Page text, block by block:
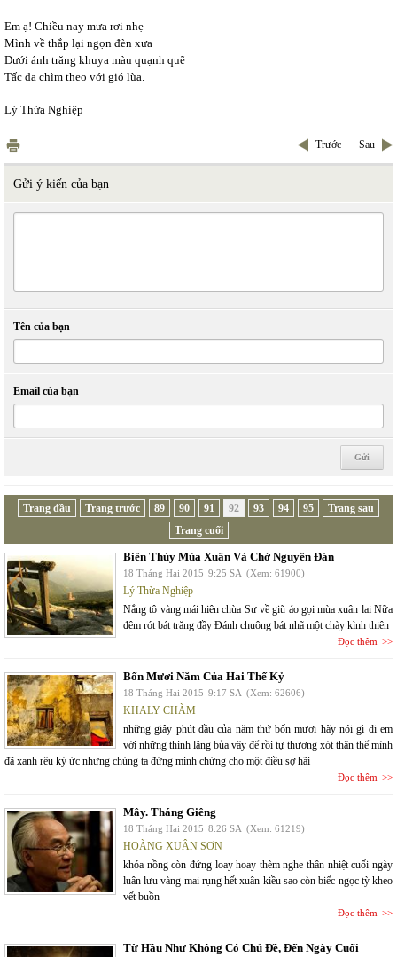
Em ạ! Chiều nay mưa rơi nhẹ
Mình về thắp lại ngọn đèn xưa
Dưới ánh trăng khuya màu quạnh quẽ
Tấc dạ chìm theo với gió lùa.
Lý Thừa Nghiệp
Trước Sau
Gửi ý kiến của bạn
Tên của bạn
Email của bạn
Trang đầu Trang trước 89 90 91 92 93 94 95
Trang sau
Trang cuối
Biên Thùy Mùa Xuân Và Chờ Nguyên Đán
18 Tháng Hai 2015 9:25 SA (Xem: 61900)
Lý Thừa Nghiệp
Nắng tô vàng mái hiên chùa Sư về giũ áo gọi mùa xuân lai Nữa
đêm rót bát trăng đầy Đánh chuông bát nhã một chày kình thiên
Đọc thêm
Bốn Mươi Năm Của Hai Thế Kỷ
18 Tháng Hai 2015 9:17 SA (Xem: 62606)
KHALY CHÀM
những giây phút đầu của năm thứ bốn mươi hãy nói gì đi em
với những thinh lặng bủa vây để rồi tự thương xót thân thể mình
đã xanh rêu ký ức nhưng chúng ta đừng minh chứng cho một điều sợ hãi
Đọc thêm
Mây. Tháng Giêng
18 Tháng Hai 2015 8:26 SA (Xem: 61219)
HOÀNG XUÂN SƠN
khóa nồng còn đứng loay hoay thèm nghe thân nhiệt cuối ngày
luân lưu vàng mai rụng hết xuân kiều sao còn biếc ngọc tỳ kheo
vết buồn
Đọc thêm
Từ Hầu Như Không Có Chủ Đề, Đến Ngày Cuối